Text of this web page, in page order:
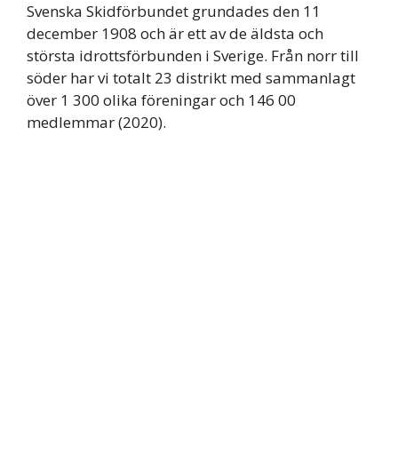
Svenska Skidförbundet grundades den 11
december 1908 och är ett av de äldsta och
största idrottsförbunden i Sverige. Från norr till
söder har vi totalt 23 distrikt med sammanlagt
över 1 300 olika föreningar och 146 00
medlemmar (2020).